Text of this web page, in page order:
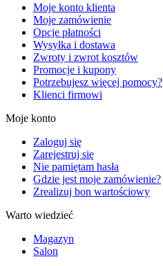
Moje konto klienta
Moje zamówienie
Opcje płatności
Wysyłka i dostawa
Zwroty i zwrot kosztów
Promocje i kupony
Potrzebujesz więcej pomocy?
Klienci firmowi
Moje konto
Zaloguj się
Zarejestruj się
Nie pamiętam hasła
Gdzie jest moje zamówienie?
Zrealizuj bon wartościowy
Warto wiedzieć
Magazyn
Salon